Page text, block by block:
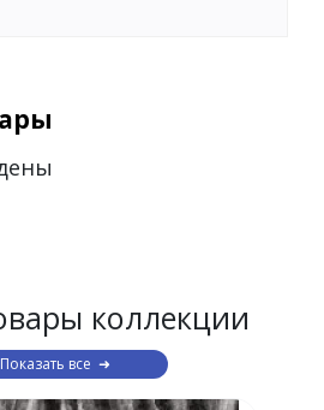
коллекции
Показать все